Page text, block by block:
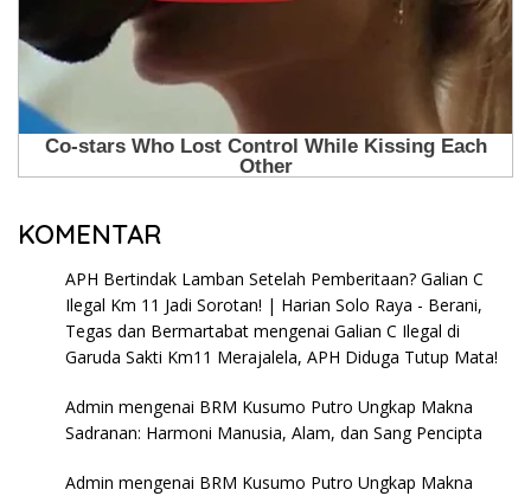
KOMENTAR
APH Bertindak Lamban Setelah Pemberitaan? Galian C
Ilegal Km 11 Jadi Sorotan! | Harian Solo Raya - Berani,
Tegas dan Bermartabat mengenai Galian C Ilegal di
Garuda Sakti Km11 Merajalela, APH Diduga Tutup Mata!
Admin mengenai BRM Kusumo Putro Ungkap Makna
Sadranan: Harmoni Manusia, Alam, dan Sang Pencipta
Admin mengenai BRM Kusumo Putro Ungkap Makna